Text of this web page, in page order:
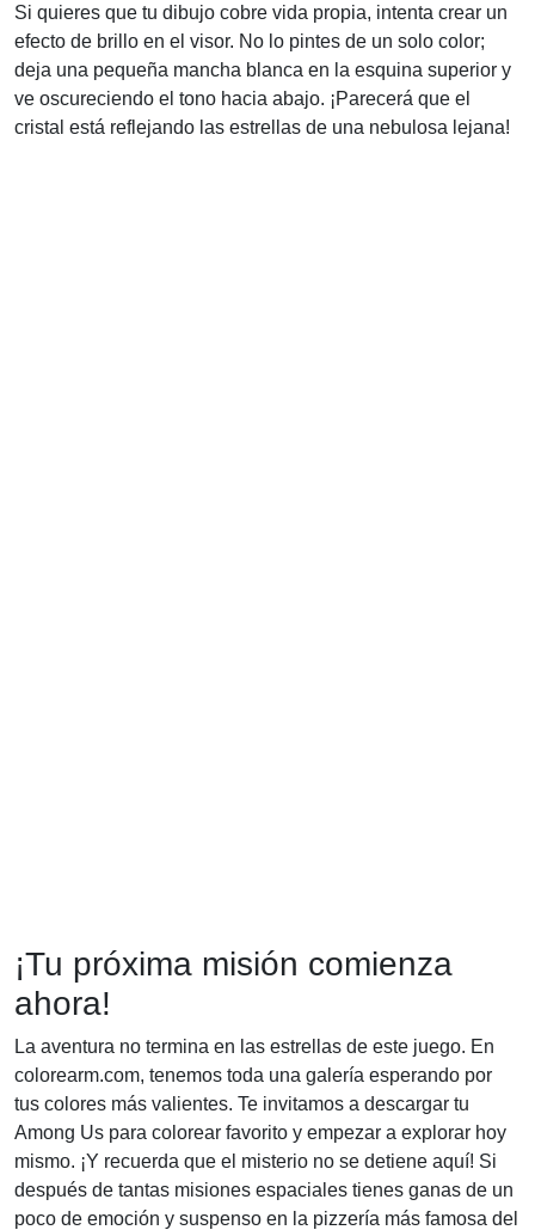
Si quieres que tu dibujo cobre vida propia, intenta crear un
efecto de brillo en el visor. No lo pintes de un solo color;
deja una pequeña mancha blanca en la esquina superior y
ve oscureciendo el tono hacia abajo. ¡Parecerá que el
cristal está reflejando las estrellas de una nebulosa lejana!
¡Tu próxima misión comienza
ahora!
La aventura no termina en las estrellas de este juego. En
colorearm.com, tenemos toda una galería esperando por
tus colores más valientes. Te invitamos a descargar tu
Among Us para colorear favorito y empezar a explorar hoy
mismo. ¡Y recuerda que el misterio no se detiene aquí! Si
después de tantas misiones espaciales tienes ganas de un
poco de emoción y suspenso en la pizzería más famosa del